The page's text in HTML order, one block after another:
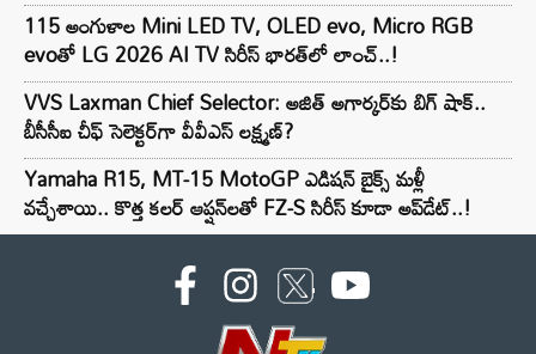
115 అంగుళాల Mini LED TV, OLED evo, Micro RGB
evoతో LG 2026 AI TV సిరీస్ భారత్‌లో లాంచ్..!
VVS Laxman Chief Selector: అజిత్ అగార్కర్‌కు బిగ్ షాక్..
బీసీసీఐ చీఫ్ సెలెక్టర్‌గా వీవీఎస్ లక్ష్మణ్?
Yamaha R15, MT-15 MotoGP ఎడిషన్ బైక్స్ మళ్లీ
వచ్చేశాయి.. కొత్త కలర్ ఆప్షన్‌లతో FZ-S సిరీస్ కూడా అప్‌డేట్..!